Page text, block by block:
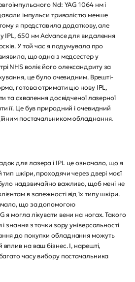
Nd: YAG 1064 нм і
імпульси тривалістю менше
я представила додаткову, але
IPL, 650 нм Advance для видалення
У той час я подумувала про
що одна з медсестер у
NHS воліє його олександриту за
це було очевидним. Врешті-
готова отримати цю нову IPL,
та схвалення досвідченої лазерної
її. Це був природний і очевидний
постачальником обладнання.
для лазера і IPL це означало, що я
шкіри, проходячи через двері моєї
надзвичайно важливо, щоб мені не
в залежності від їх типу шкіри.
що за допомогою
я могла лікувати вени на ногах. Такого
знання з точки зору універсальності
до покупки обладнання можуть
на ваш бізнес. І, нарешті,
часу вибору постачальника